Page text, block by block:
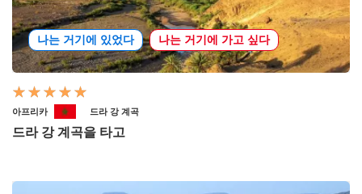
나는 거기에 있었다 나는 거기에 가고 싶다
아프리카 드라 강 계곡
드라 강 계곡을 타고